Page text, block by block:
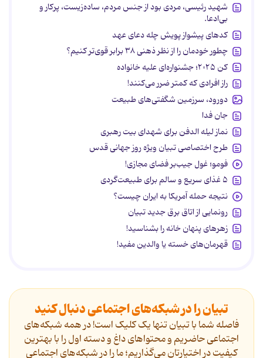
شهید رئیسی، مردی بود از جنس مردم، ساده‌زیست، پرکار و
بی‌ادعا.
کدهای پیشواز پویش چله دعای عهد
چطور خودمان را از نظر ذهنی ۳۸ برابر قوی‌تر کنیم؟
کن ۲۰۲۵؛ جشنواره‌ای علیه خانواده
راز افرادی که کمتر ضرر می‌کنند!
دورود، سرزمین شگفتی‌های طبیعت
جان فدا
نماز لیله الدفن برای شهدای بیت رهبری
طرح اختصاصی تبیان ویژه روز جهانی قدس
فومو؛ غول جیب‌بر فضای مجازی!
۵ غذای سریع و سالم برای طبیعت‌گردی
نتیجه حمله آمریکا به ایران چیست؟
رونمایی از اتاق برق جدید تبیان
زهرهای پنهان خانه را بشناسید!
قهرمان‌های خسته یا والدین مفید!
تبیان را در شبکه‌های اجتماعی دنبال کنید
فاصله شما با تبیان تنها یک کلیک است! در همه شبکه‌های
اجتماعی حاضریم و محتواهای داغ و دسته اول را با بهترین
کیفیت در اختیارتان می‌گذاریم؛ ما را در شبکه‌های اجتماعی